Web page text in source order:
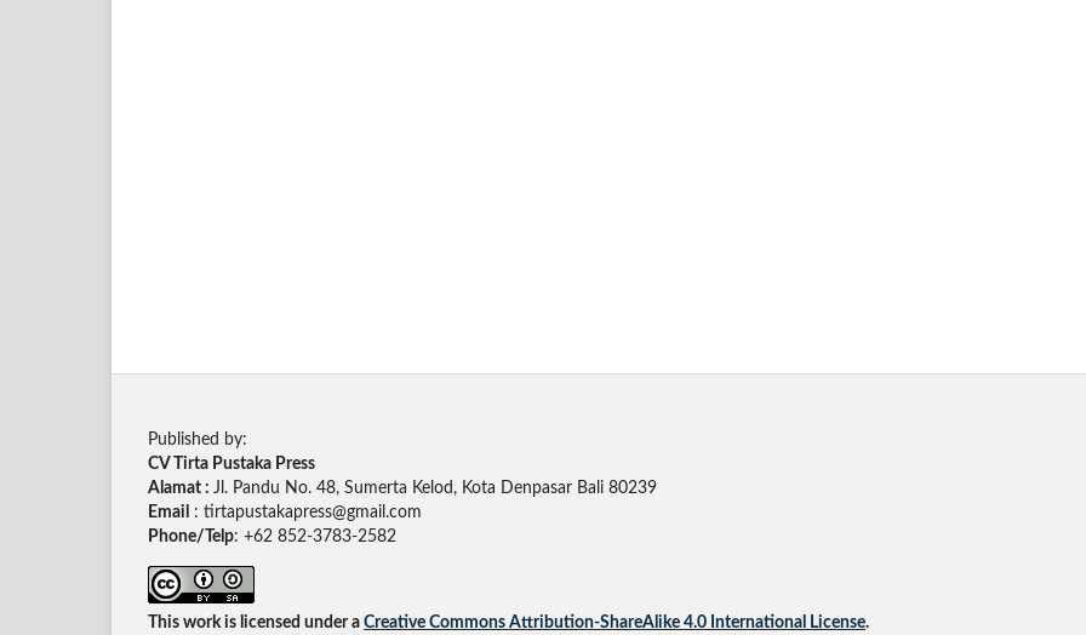
Published by:
CV Tirta Pustaka Press
Alamat : Jl. Pandu No. 48, Sumerta Kelod, Kota Denpasar Bali 80239
Email
: tirtapustakapress@gmail.com
Phone/Telp: +62 852-3783-2582
This work is licensed under a Creative Commons Attribution-ShareAlike 4.0 International License.